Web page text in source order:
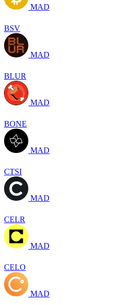
MAD
BSV
MAD
BLUR
MAD
BONE
MAD
CTSI
MAD
CELR
MAD
CELO
MAD